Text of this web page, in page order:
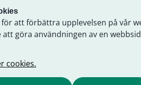
att förbättra upplevelsen på vår
göra användningen av en
cookies.